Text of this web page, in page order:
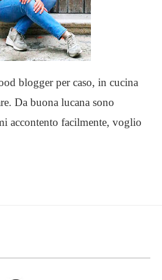
blogger per caso, in cucina
Da buona lucana sono
accontento facilmente, voglio